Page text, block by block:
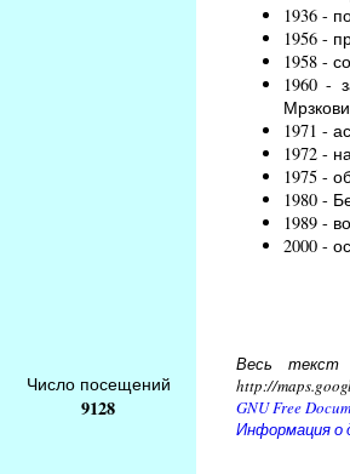
1936 -
1956 -
1958 -
1960 -
1971 -
1972 -
1975 -
1980 -
1989 -
2000 -
Число посещений
9128
Весь текст
http://
GNU Free
Информация о